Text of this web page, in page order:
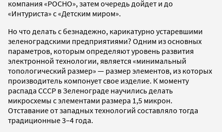
компания «РОСНО», затем очередь дойдет и до
«Интуриста» с «Детским миром».
Но что делать с безнадежно, карикатурно устаревшими
зеленоградскими предприятиями? Одним из основных
параметров, которым определяют уровень развития
электронной технологии, является «минимальный
топологический размер» — размер элементов, из которых
производитель компонует свое изделие. К моменту
распада СССР в Зеленограде научились делать
микросхемы с элементами размера 1,5 микрон.
Отставание от западных технологий составляло тогда
традиционные 3–4 года.